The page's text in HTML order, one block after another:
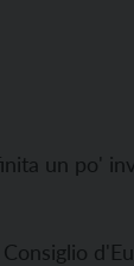
un po'